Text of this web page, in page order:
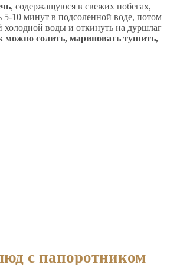
, содержащуюся в свежих побегах,
5-10 минут в подсоленной воде, потом
холодной воды и откинуть на дуршлаг
можно солить, мариновать тушить,
с папоротником